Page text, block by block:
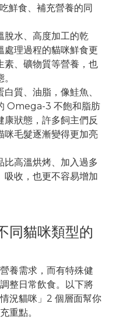
鮮食、補充營養的同
脫水、高度加工的乾
處理過程的貓咪鮮食更
素、礦物質等營養，也
質、油脂，像鮭魚、
Omega-3 不飽和脂肪
康狀態，許多飼主們反
咪毛髮逐漸變得更加亮
比高溫烘烤、加入過多
吸收，也更不容易增加
同貓咪類型的
養需求，而有特殊健
整日常飲食。以下將
況貓咪」2 個層面幫你
重點。